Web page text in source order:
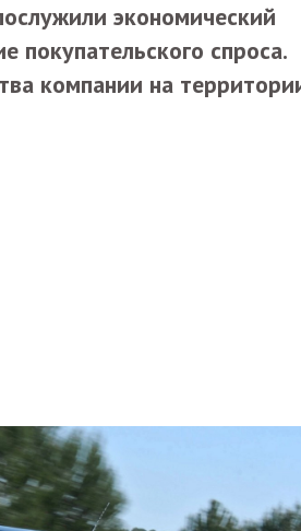
экономический
покупательского спроса.
компании на